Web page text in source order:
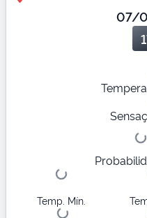
07/
Temp. Mín.